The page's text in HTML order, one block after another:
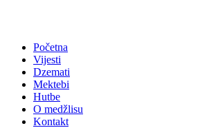
Početna
Vijesti
Dzemati
Mektebi
Hutbe
O medžlisu
Kontakt